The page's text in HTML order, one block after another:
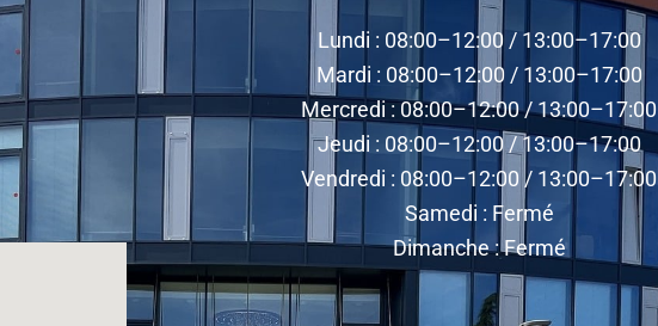
Lundi : 08:00–12:00 / 13:00–17:00
Mardi : 08:00–12:00 / 13:00–17:00
Mercredi : 08:00–12:00 / 13:00–17:00
Jeudi : 08:00–12:00 / 13:00–17:00
Vendredi : 08:00–12:00 / 13:00–17:00
Samedi : Fermé
Dimanche : Fermé